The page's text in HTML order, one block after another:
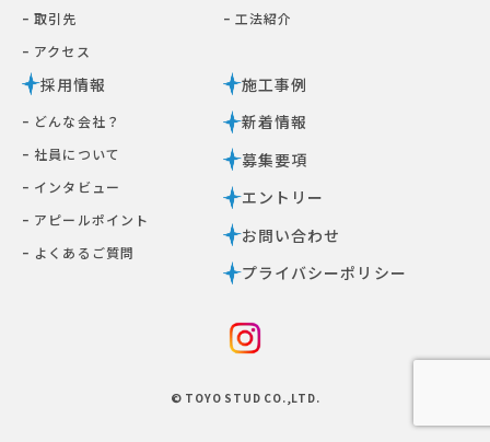
ｰ 取引先
ｰ アクセス
ｰ ⼯法紹介
採用情報
ｰ どんな会社？
ｰ 社員について
ｰ インタビュー
ｰ アピールポイント
ｰ よくあるご質問
施工事例
新着情報
募集要項
エントリー
お問い合わせ
プライバシーポリシー
© TOYO STUD CO.,LTD.